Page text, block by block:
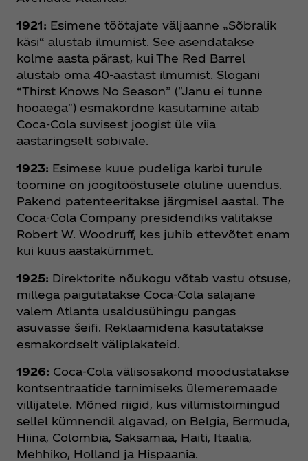
1921: Esimene töötajate väljaanne „Sõbralik
käsi“ alustab ilmumist. See asendatakse
kolme aasta pärast, kui The Red Barrel
alustab oma 40-aastast ilmumist. Slogani
“Thirst Knows No Season” ("Janu ei tunne
hooaega") esmakordne kasutamine aitab
Coca‑Cola suvisest joogist üle viia
aastaringselt sobivale.
1923: Esimese kuue pudeliga karbi turule
toomine on joogitööstusele oluline uuendus.
Pakend patenteeritakse järgmisel aastal. The
Coca‑Cola Company presidendiks valitakse
Robert W. Woodruff, kes juhib ettevõtet enam
kui kuus aastakümmet.
1925: Direktorite nõukogu võtab vastu otsuse,
millega paigutatakse Coca‑Cola salajane
valem Atlanta usaldusühingu pangas
asuvasse šeifi. Reklaamidena kasutatakse
esmakordselt väliplakateid.
1926: Coca‑Cola välisosakond moodustatakse
kontsentraatide tarnimiseks ülemeremaade
villijatele. Mõned riigid, kus villimistoimingud
sellel kümnendil algavad, on Belgia, Bermuda,
Hiina, Colombia, Saksamaa, Haiti, Itaalia,
Mehhiko, Holland ja Hispaania.